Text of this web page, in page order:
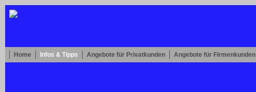
Home Infos & Tipps Angebote für Privatkunden Angebote für Firmenkunden